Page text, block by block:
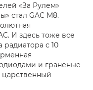
«За Рулем»
стал GAC M8.
И здесь тоже все
радиатора с 10
и граненые
царственный